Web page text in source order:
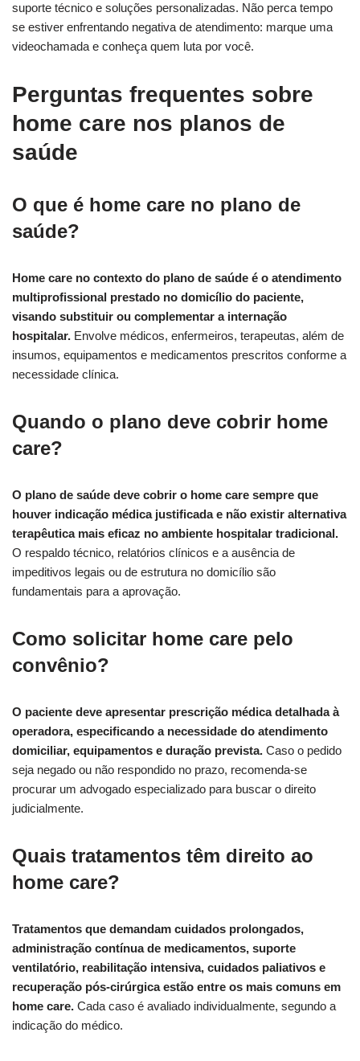
suporte técnico e soluções personalizadas. Não perca tempo
se estiver enfrentando negativa de atendimento: marque uma
videochamada e conheça quem luta por você.
Perguntas frequentes sobre
home care nos planos de
saúde
O que é home care no plano de
saúde?
Home care no contexto do plano de saúde é o atendimento
multiprofissional prestado no domicílio do paciente,
visando substituir ou complementar a internação
hospitalar. Envolve médicos, enfermeiros, terapeutas, além de
insumos, equipamentos e medicamentos prescritos conforme a
necessidade clínica.
Quando o plano deve cobrir home
care?
O plano de saúde deve cobrir o home care sempre que
houver indicação médica justificada e não existir alternativa
terapêutica mais eficaz no ambiente hospitalar tradicional.
O respaldo técnico, relatórios clínicos e a ausência de
impeditivos legais ou de estrutura no domicílio são
fundamentais para a aprovação.
Como solicitar home care pelo
convênio?
O paciente deve apresentar prescrição médica detalhada à
operadora, especificando a necessidade do atendimento
domiciliar, equipamentos e duração prevista. Caso o pedido
seja negado ou não respondido no prazo, recomenda-se
procurar um advogado especializado para buscar o direito
judicialmente.
Quais tratamentos têm direito ao
home care?
Tratamentos que demandam cuidados prolongados,
administração contínua de medicamentos, suporte
ventilatório, reabilitação intensiva, cuidados paliativos e
recuperação pós-cirúrgica estão entre os mais comuns em
home care. Cada caso é avaliado individualmente, segundo a
indicação do médico.